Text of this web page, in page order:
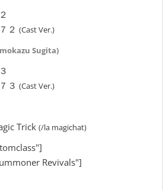
２ (Cast Ver.)
Sugita)
３ (Cast Ver.)
Trick (/la magichat)
Revivals"]